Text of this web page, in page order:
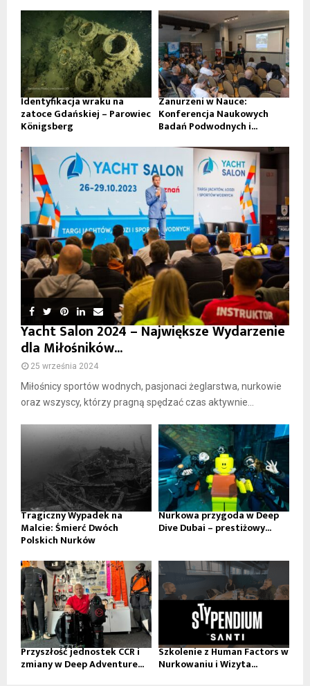
Identyfikacja wraku na
zatoce Gdańskiej – Parowiec
Königsberg
Zanurzeni w Nauce:
Konferencja Naukowych
Badań Podwodnych i...
Yacht Salon 2024 – Największe Wydarzenie
dla Miłośników...
25 września 2024
Miłośnicy sportów wodnych, pasjonaci żeglarstwa, nurkowie
oraz wszyscy, którzy pragną spędzać czas aktywnie...
Tragiczny Wypadek na
Malcie: Śmierć Dwóch
Polskich Nurków
Nurkowa przygoda w Deep
Dive Dubai – prestiżowy...
Przyszłość jednostek CCR i
zmiany w Deep Adventure...
Szkolenie z Human Factors w
Nurkowaniu i Wizyta...